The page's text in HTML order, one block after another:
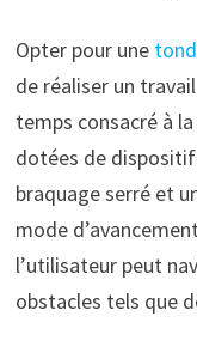
Opter pour une
de réaliser un
temps consacré à
dotées de
braquage serré et
mode
l’utilisateur peut
obstacles tels que